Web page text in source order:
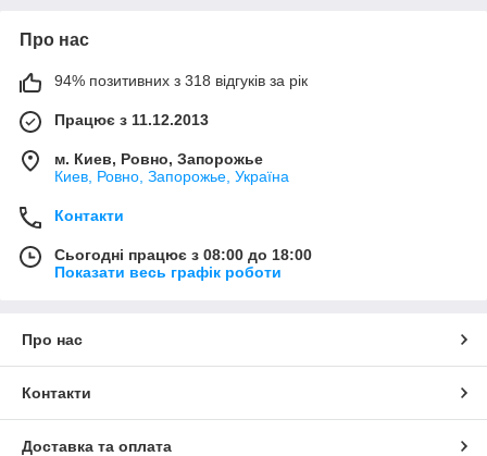
Про нас
94% позитивних з 318 відгуків за рік
Працює з 11.12.2013
м. Киев, Ровно, Запорожье
Киев, Ровно, Запорожье, Україна
Контакти
Сьогодні працює з 08:00 до 18:00
Показати весь графік роботи
Про нас
Контакти
Доставка та оплата